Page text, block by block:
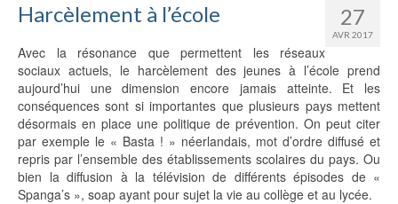
27
AVR 2017
Harcèlement à l’école
Avec la résonance que permettent les réseaux
sociaux actuels, le harcèlement des jeunes à l’école prend
aujourd’hui une dimension encore jamais atteinte. Et les
conséquences sont si importantes que plusieurs pays mettent
désormais en place une politique de prévention. On peut citer
par exemple le « Basta ! » néerlandais, mot d’ordre diffusé et
repris par l’ensemble des établissements scolaires du pays. Ou
bien la diffusion à la télévision de différents épisodes de «
Spanga’s », soap ayant pour sujet la vie au collège et au lycée.